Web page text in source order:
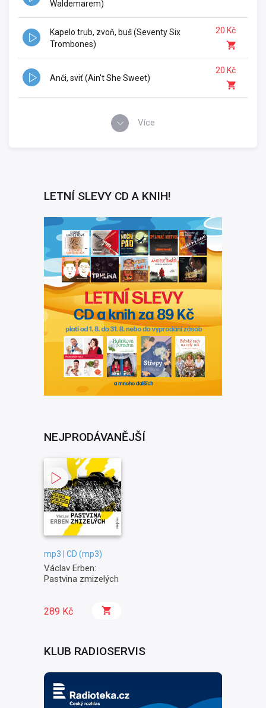
Waldemarem)
Kapelo trub, zvoň, buš (Seventy Six
Trombones)
20 Kč
Anči, sviť (Ain't She Sweet)
20 Kč
Více
LETNÍ SLEVY CD A KNIH!
NEJPRODÁVANĚJŠÍ
mp3 | CD (mp3)
Václav Erben:
Pastvina zmizelých
289 Kč
KLUB RADIOSERVIS